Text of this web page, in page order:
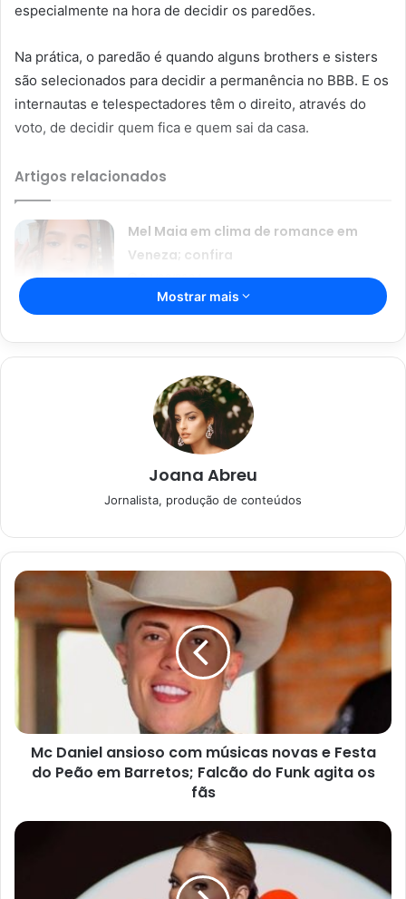
especialmente na hora de decidir os paredões.
Na prática, o paredão é quando alguns brothers e sisters
são selecionados para decidir a permanência no BBB. E os
internautas e telespectadores têm o direito, através do
voto, de decidir quem fica e quem sai da casa.
Artigos relacionados
Mel Maia em clima de romance em
Veneza; confira
04/02/2024
Wanessa Camargo e Mc Bin Laden
arrasam na dança durante BBB
Entretanto, esse voto tão famoso e tradicional agora vai
ganhar um novo regulamento. Segundo a emissora, a ideia
é dar mais lisura ao processo.
Votos únicos por CPF
BBB: saiba o que muda para o voto no paredão a partir de 2024;
adeus ‘mutirão’. Foto: Globo
A partir de agora, para votar no paredão do BBB,
Mostrar mais
Joana Abreu
Jornalista, produção de conteúdos
Mc Daniel ansioso com músicas novas e Festa
do Peão em Barretos; Falcão do Funk agita os
fãs